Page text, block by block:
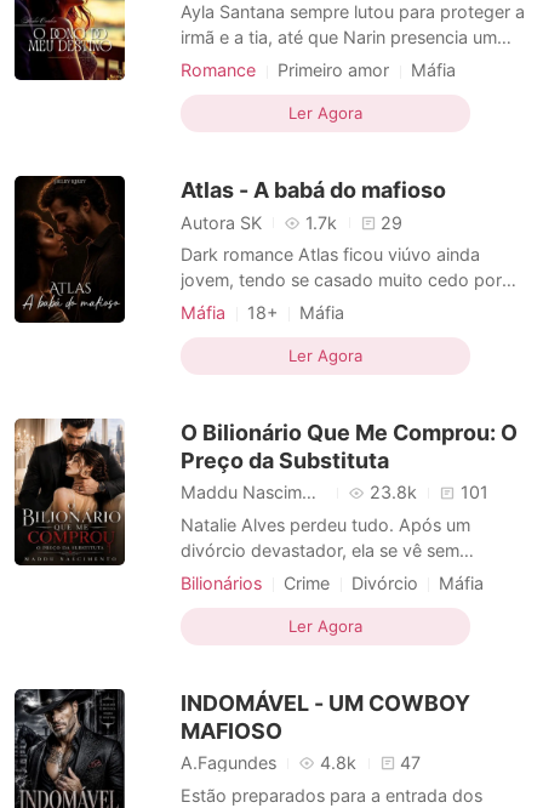
Ayla Santana sempre lutou para proteger a
irmã e a tia, até que Narin presencia um
assassinato cometido por Emir Navarro, o
las, Ayla aceita a única condição que ele
impõe: trabalhar para a família Navarro e
Obrigada
Romance Primeiro amor
Máfia
Arrogante / Dominante
Urbano
Máfia
Teimosa Máfia em dívida
Ler Agora
Atlas - A babá do mafioso
Autora SK 1.7k
29
Dark romance Atlas ficou viúvo ainda
jovem, tendo se casado muito cedo por
pressão de seu pai e de seu sogro, para
um nome forte dentro da máfia, Atlas tem
a fama de ser impiedoso, e nunca
significam fraqueza. Mas quan
Máfia 18+
Máfia
Arrogante / Dominante
Urbano
Máfia
Máfia em dívida Romance
Ler Agora
O Bilionário Que Me Comprou: O
Preço da Substituta
Maddu Nascimento 23.8k
101
Natalie Alves perdeu tudo. Após um
divórcio devastador, ela se vê sem
dinheiro, sem apoio e, o pior de tudo: sem
prazo para recorrer da justiça se
esgotando e apenas moedas na conta
ou um anjo - em seu caminho. ​Maximus é
Bilionários Crime Divórcio
Máfia
Charmoso
Arrogante / Dominante
Urbano
Bilionário
Mãe soltera
Ler Agora
INDOMÁVEL - UM COWBOY
MAFIOSO
A.Fagundes 4.8k
47
Estão preparados para a entrada dos